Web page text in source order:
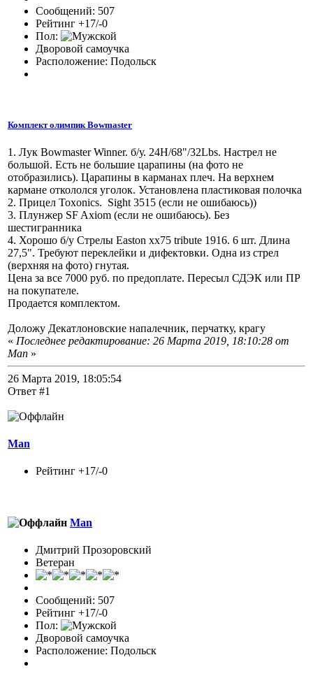
Сообщений: 507
Рейтинг +17/-0
Пол:
Дворовой самоучка
Расположение: Подольск
Комплект олимпик Bowmaster
1. Лук Bowmaster Winner. б/у. 24H/68"/32Lbs. Настрел не
большой. Есть не большие царапины (на фото не
отобразились). Царапины в карманах плеч. На верхнем
кармане откололся уголок. Установлена пластиковая полочка
2. Прицел Toxonics. Sight 3515 (если не ошибаюсь))
3. Плунжер SF Axiom (если не ошибаюсь). Без
шестигранника
4. Хорошо б/у Стрелы Easton хх75 tribute 1916. 6 шт. Длина
27,5". Требуют переклейки и дифектовки. Одна из стрел
(верхняя на фото) гнутая.
Цена за все 7000 руб. по предоплате. Пересыл СДЭК или ПР
на покупателе.
Продается комплектом.
Доложу Декатлоновские напалечник, перчатку, крагу
« Последнее редактирование: 26 Марта 2019, 18:10:28 от
Man »
26 Марта 2019, 18:05:54
Ответ #1
Man
Рейтинг +17/-0
Man
Дмитрий Прозоровский
Ветеран
Сообщений: 507
Рейтинг +17/-0
Пол:
Дворовой самоучка
Расположение: Подольск